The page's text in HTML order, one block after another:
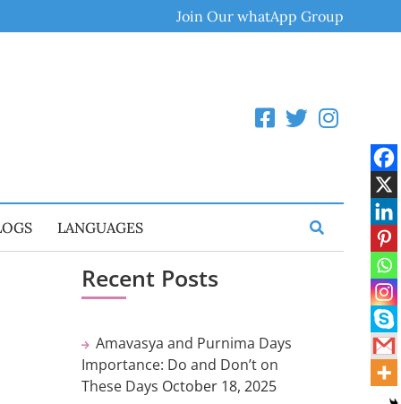
Join Our whatApp Group
LANGUAGES
Recent Posts
Amavasya and Purnima Days
Importance: Do and Don’t on
These Days October 18, 2025